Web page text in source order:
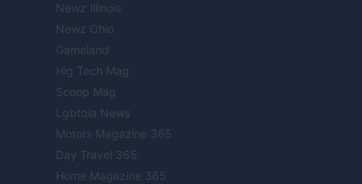
Newz Illinois
Newz Ohio
Gameland
Hig Tech Mag
Scoop Mag
Lgbtqia News
Motors Magazine 365
Day Travel 365
Home Magazine 365